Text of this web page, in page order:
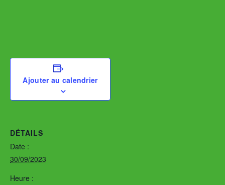
Ajouter au calendrier
DÉTAILS
Date :
30/09/2023
Heure :